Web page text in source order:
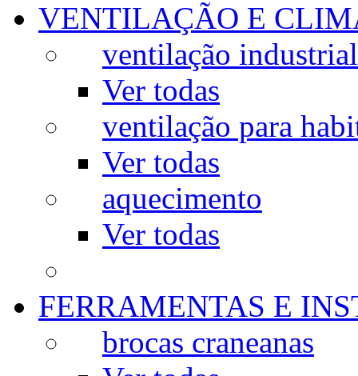
VENTILAÇÃO E
ventilação industrial
Ver todas
ventilação para
Ver todas
aquecimento
Ver todas
FERRAMENTAS E
brocas craneanas